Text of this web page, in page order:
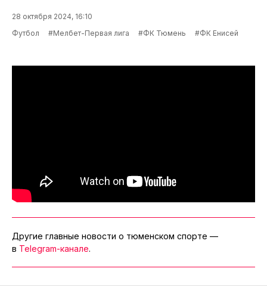
28 октября 2024, 16:10
Футбол
#Мелбет-Первая лига #ФК Тюмень #ФК Енисей
Другие главные новости о тюменском спорте —
в Telegram-канале.